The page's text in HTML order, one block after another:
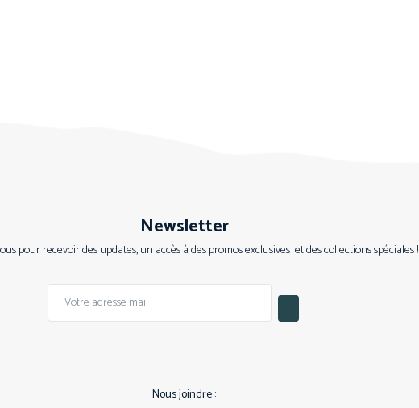
Newsletter
pour recevoir des updates, un accès à des promos exclusives et des collections spéciales !
Nous joindre :